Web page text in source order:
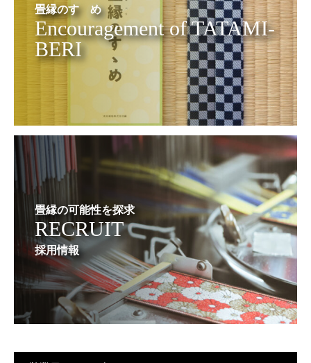
畳縁のすゝめ
Encouragement of TATAMI-
BERI
畳縁の可能性を探求
RECRUIT
採用情報